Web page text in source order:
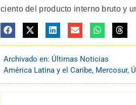
ciento del producto interno bruto y
Archivado en: Últimas Noticias
América Latina y el Caribe, Mercosur,